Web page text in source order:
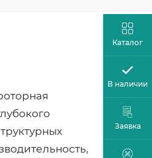
Каталог
В наличии
Заявка